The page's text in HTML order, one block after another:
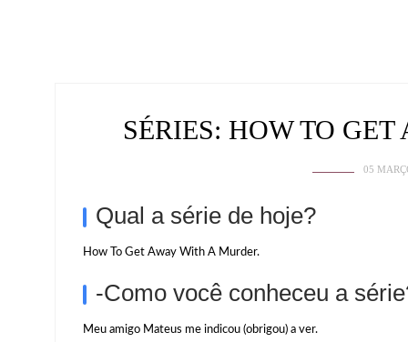
SÉRIES: HOW TO
05
Qual a série de hoje?
How To Get Away With A Murder.
-Como você conheceu a
Meu amigo Mateus me indicou (obrigou) a ver.